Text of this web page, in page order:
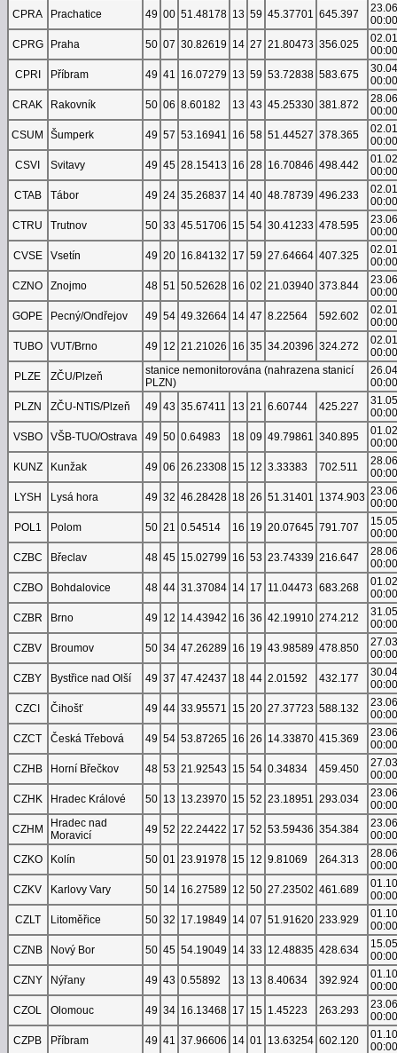
CPRA
Prachatice 49 00 51.48178 13 59 45.37701 645.397
00:00
CPRG
Praha 50 07 30.82619 14 27 21.80473 356.025
00:00
CPRI
Příbram 49 41 16.07279 13 59 53.72838 583.675
00:00
CRAK
Rakovník 50 06 8.60182 13 43 45.25330 381.872
00:00
CSUM
Šumperk 49 57 53.16941 16 58 51.44527 378.365
00:00
CSVI
Svitavy 49 45 28.15413 16 28 16.70846 498.442
00:00
CTAB
Tábor 49 24 35.26837 14 40 48.78739 496.233
00:00
CTRU
Trutnov 50 33 45.51706 15 54 30.41233 478.595
00:00
CVSE
Vsetín 49 20 16.84132 17 59 27.64664 407.325
00:00
CZNO
Znojmo 48 51 50.52628 16 02 21.03940 373.844
00:00
GOPE
Pecný/Ondřejov 49 54 49.32664 14 47 8.22564 592.602
00:00
TUBO
VUT/Brno 49 12 21.21026 16 35 34.20396 324.272
00:00
PLZE
ZČU/Plzeň
stanice nemonitorována (nahrazena stanicí
PLZN)
00:00
PLZN
ZČU-NTIS/Plzeň 49 43 35.67411 13 21 6.60744 425.227
00:00
VSBO
VŠB-TUO/Ostrava 49 50 0.64983 18 09 49.79861 340.895
00:00
KUNZ
Kunžak 49 06 26.23308 15 12 3.33383 702.511
00:00
LYSH
Lysá hora 49 32 46.28428 18 26 51.31401 1374.903 00:00
POL1
Polom 50 21 0.54514 16 19 20.07645 791.707
00:00
CZBC
Břeclav 48 45 15.02799 16 53 23.74339 216.647
00:00
CZBO
Bohdalovice 48 44 31.37084 14 17 11.04473 683.268
00:00
CZBR
Brno 49 12 14.43942 16 36 42.19910 274.212
00:00
CZBV
Broumov 50 34 47.26289 16 19 43.98589 478.850
00:00
CZBY
Bystřice nad Olší 49 37 47.42437 18 44 2.01592 432.177
00:00
CZCI
Čihošť 49 44 33.95571 15 20 27.37723 588.132
00:00
CZCT
Česká Třebová 49 54 53.87265 16 26 14.33870 415.369
00:00
CZHB
Horní Břečkov 48 53 21.92543 15 54 0.34834 459.450
00:00
CZHK
Hradec Králové 50 13 13.23970 15 52 23.18951 293.034
00:00
CZHM
Hradec nad
Moravicí
49 52 22.24422 17 52 53.59436 354.384
00:00
CZKO
Kolín 50 01 23.91978 15 12 9.81069 264.313
00:00
CZKV
Karlovy Vary 50 14 16.27589 12 50 27.23502 461.689
00:00
CZLT
Litoměřice 50 32 17.19849 14 07 51.91620 233.929
00:00
CZNB
Nový Bor 50 45 54.19049 14 33 12.48835 428.634
00:00
CZNY
Nýřany 49 43 0.55892 13 13 8.40634 392.924
00:00
CZOL
Olomouc 49 34 16.13468 17 15 1.45223 263.293
00:00
CZPB
Příbram 49 41 37.96606 14 01 13.63254 602.120
00:00